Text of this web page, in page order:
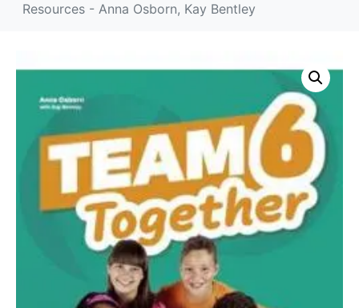
Resources - Anna Osborn, Kay Bentley